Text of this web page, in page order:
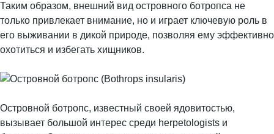
Таким образом, внешний вид островного ботропса не
только привлекает внимание, но и играет ключевую роль в
его выживании в дикой природе, позволяя ему эффективно
охотиться и избегать хищников.
Островной ботропс, известный своей ядовитостью,
вызывает большой интерес среди herpetologists и